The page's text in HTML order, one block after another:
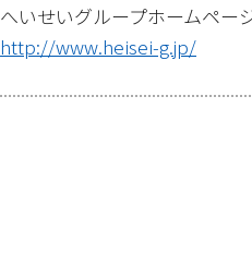
へいせいグループホームペー
http://www.heisei-g.jp/